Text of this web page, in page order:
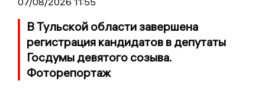
В Тульской области завершена
регистрация кандидатов в депутаты
Госдумы девятого созыва.
Фоторепортаж